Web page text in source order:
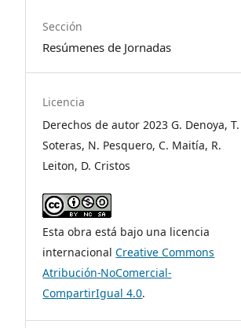
Sección
Resúmenes de Jornadas
Licencia
Derechos de autor 2023 G. Denoya, T.
Soteras, N. Pesquero, C. Maitía, R.
Leiton, D. Cristos
Esta obra está bajo una licencia
internacionalCreative Commons
Atribución-NoComercial-
CompartirIgual 4.0.